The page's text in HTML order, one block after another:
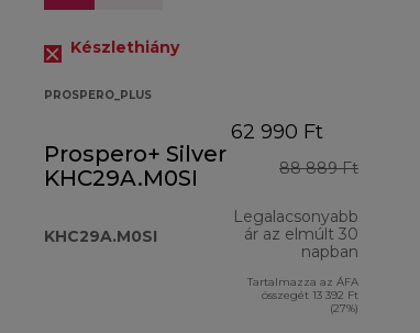
Készlethiány
PROSPERO_PLUS
Prospero+ Silver
KHC29A.M0SI
KHC29A.M0SI
62 990 Ft
88 889 Ft
Legalacsonyabb
ár az elmúlt 30
napban
Tartalmazza az ÁFA
összegét 13 392 Ft
(27%)